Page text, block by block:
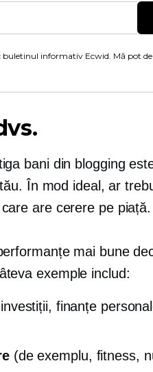
buletinul informativ Ecwid. Mă pot
bani din blogging
În mod ideal, ar
are cerere pe piață.
mai bune
exemple includ:
finanțe
(de exemplu, fitness,